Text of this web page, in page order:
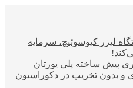
لیزر کیوسوئیچ، سرمایه
پیش ساخته پلی یورتان
و بدون تخریب در دکوراسیون